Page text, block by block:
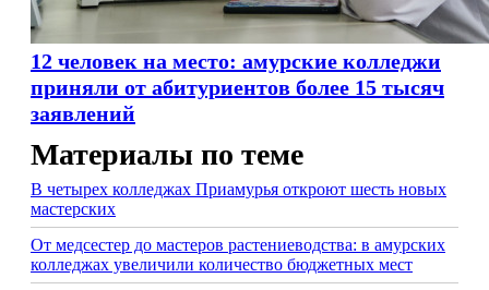
12 человек на место: амурские колледжи
приняли от абитуриентов более 15 тысяч
заявлений
Материалы по теме
В четырех колледжах Приамурья откроют шесть новых
мастерских
От медсестер до мастеров растениеводства: в амурских
колледжах увеличили количество бюджетных мест